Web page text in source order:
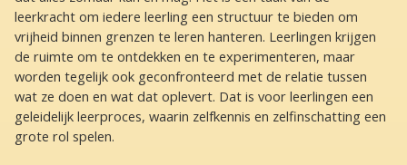
leerkracht om iedere leerling een structuur te bieden om
vrijheid binnen grenzen te leren hanteren. Leerlingen krijgen
de ruimte om te ontdekken en te experimenteren, maar
worden tegelijk ook geconfronteerd met de relatie tussen
wat ze doen en wat dat oplevert. Dat is voor leerlingen een
geleidelijk leerproces, waarin zelfkennis en zelfinschatting een
grote rol spelen.